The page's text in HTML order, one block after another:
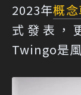
2023年概念
式發表，
Twingo是